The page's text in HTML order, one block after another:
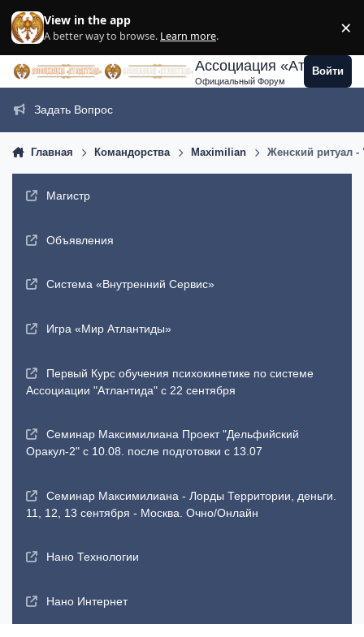
View in the app
A better way to browse. Learn more. ×
Ассоциация
Официальный Форум
Войти
Задать Вопрос
Главная Командорства Maximilian Женский ритуал -
Магистр
Объявления
Система «Внутренний Сервис»
Игра «Мир Атлантиды»
Первый Курс обучения психокинетике по системе
Ассоциации "Атлантида" с 22 сентября
Семинар Максимилиана Проект "Дельфийский
Оракул-2" с 10.08. после подготовки с 13.07
Семинар Максимилиана - Лорды Территории, деньги.
11, 12, 13 сентября - Москва. Очно/Онлайн
Нано Технологии
Нано Интернет